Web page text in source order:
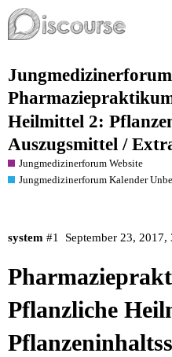
Heilmittel 2:
Auszugsmittel /
Jungmedizinerforum Website
Jungmedizinerforum Kalender
system September 23, 2017,
#1
Pflanzliche